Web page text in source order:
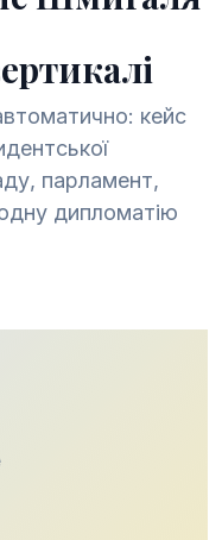
кейс
парламент,
дипломатію